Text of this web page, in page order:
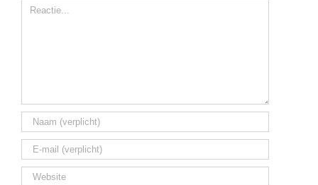
Comment